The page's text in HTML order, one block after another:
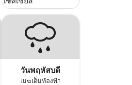
วันพฤหัสบดี
เมฆเต็มท้องฟ้า